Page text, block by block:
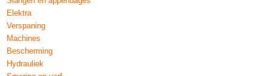
Elektra
Verspaning
Machines
Bescherming
Hydrauliek